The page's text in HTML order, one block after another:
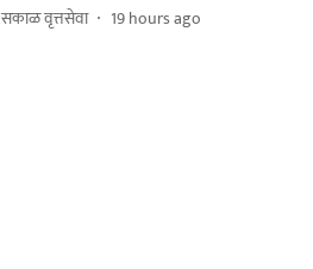
सकाळ वृत्तसेवा 19 hours ago